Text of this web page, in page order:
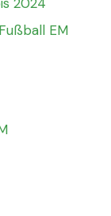
EM